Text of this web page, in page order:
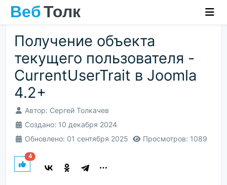
Получение объекта
текущего пользователя -
CurrentUserTrait в Joomla
4.2+
Автор: Сергей Толкачев
Создано: 10 декабря 2024
Обновлено: 01 сентября 2025
Просмотров: 1089
4